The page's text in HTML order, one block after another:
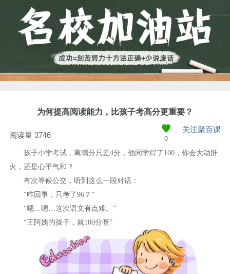
为何提高阅读能力，比孩子考高分更重要？
阅读量 3746 0
关注聚百课
孩子小学考试，离满分只差4分，他同学得了100，你会大动肝
火，还是心平气和？
有次等候公交，听到这么一段对话：
“咋回事，只考了96？”
“嗯…嗯…这次语文有点难。”
“王阿姨的孩子，就100分呀”